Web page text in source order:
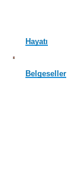
Hayatı
Belgeseller